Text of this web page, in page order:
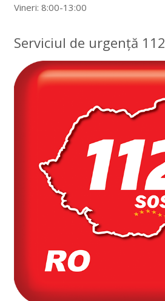
Vineri: 8:00-13:00
Serviciul de urgență 112